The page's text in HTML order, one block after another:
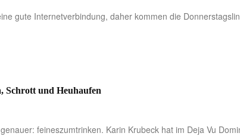
gute Internetverbindung, daher kommen die
Schrott und Heuhaufen
feineszumtrinken. Karin Krubeck hat im Deja Vu